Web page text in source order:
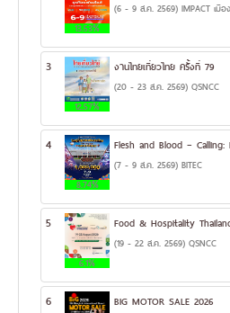
13.53%
(6 - 9 ส.ค. 2569) IMPACT เมื
3
12.57%
งานไทยเที่ยวไทย ครั้งที่ 79
(20 - 23 ส.ค. 2569) QSNCC
4
8.74%
Flesh and Blood – Calling:
(7 - 9 ส.ค. 2569) BITEC
5
6.1%
Food & Hospitality
(19 - 22 ส.ค. 2569) QSNCC
6 BIG MOTOR SALE 2026